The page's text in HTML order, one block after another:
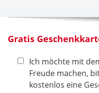
Gratis
Ich möchte mit
Freude machen,
kostenlos eine